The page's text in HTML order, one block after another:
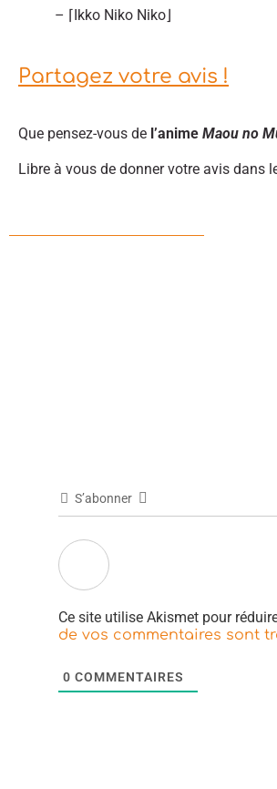
– ⌈Ikko Niko Niko⌋
Partagez votre avis !
Que pensez-vous de l’anime Maou no
Libre à vous de donner votre avis dans
S’abonner
Ce site utilise Akismet pour
de vos commentaires sont
0 COMMENTAIRES